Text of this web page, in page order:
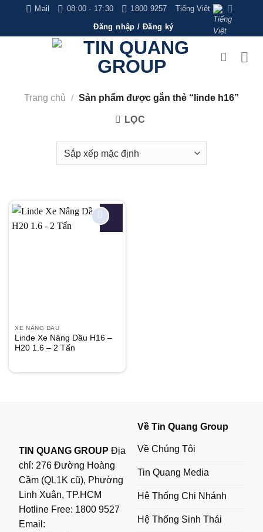
nội
Mail 08:00 - 17:30 1800 9257 Tiếng Việt
Đăng nhập / Đăng ký
Trang chủ / Sản phẩm được gắn thẻ “linde h16”
LỌC
Add to
XE NÂNG DẦU
Linde Xe Nâng Dầu H16 –
H20 1.6 – 2 Tấn
TIN QUANG GROUP Địa
chỉ: 276 Đường Hoàng
Cầm (QL1K cũ), Phường
Linh Xuân, TP.HCM
Hotline Free: 1800 9527
Email:
Về Tin Quang Group
Về Chúng Tôi
Tin Quang Media
Hệ Thống Chi Nhánh
Hệ Thống Sinh Thái